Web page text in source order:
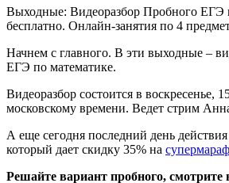
Выходные: Видеоразбор Пробного ЕГЭ
бесплатно. Онлайн-занятия по 4
Начнем с главного. В эти выходные –
ЕГЭ по математике.
Видеоразбор состоится в воскресенье,
московскому времени. Ведет стрим
А еще сегодня последний день
который дает скидку 35% на
Решайте вариант пробного, смотрите